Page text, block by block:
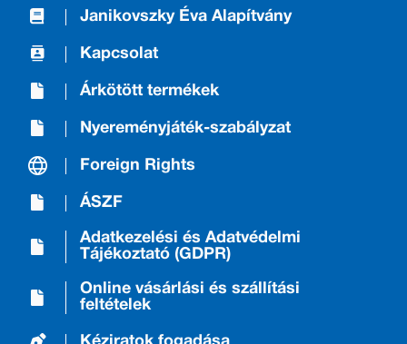
Janikovszky Éva Alapítvány
Kapcsolat
Árkötött termékek
Nyereményjáték-szabályzat
Foreign Rights
ÁSZF
Adatkezelési és Adatvédelmi
Tájékoztató (GDPR)
Online vásárlási és szállítási
feltételek